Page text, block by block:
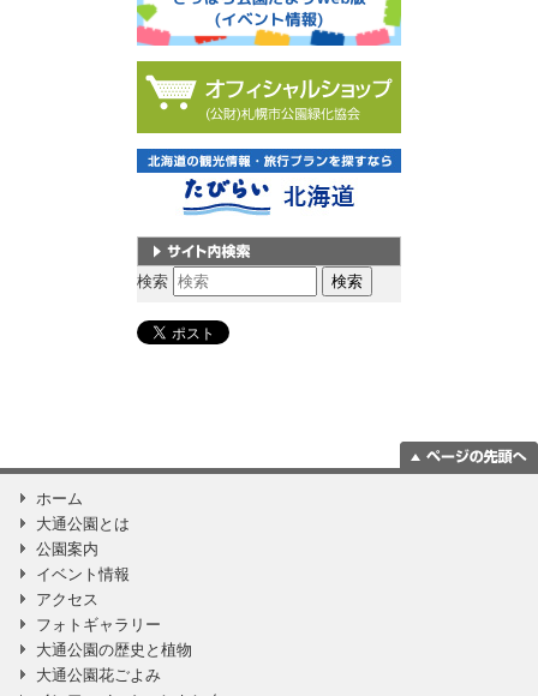
サイト内検索
検索
ホーム
大通公園とは
公園案内
イベント情報
アクセス
フォトギャラリー
大通公園の歴史と植物
大通公園花ごよみ